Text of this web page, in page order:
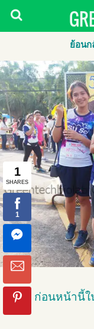
ย้อนก
« ก่อนหน้านี้